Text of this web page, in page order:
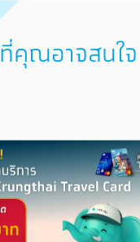
คุณอาจสนใจ